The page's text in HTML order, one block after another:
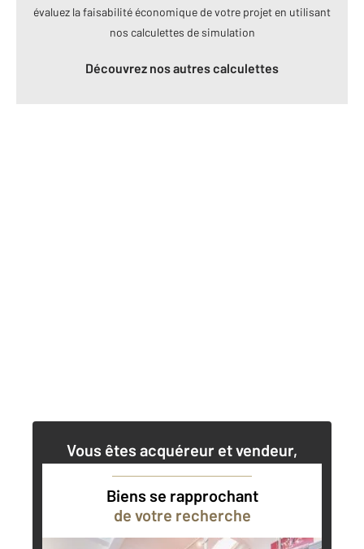
évaluez la faisabilité économique de votre projet en utilisant
nos calculettes de simulation
Découvrez nos autres calculettes
Vous êtes acquéreur et vendeur,
Contacter l'agence
Biens se rapprochant
de votre recherche